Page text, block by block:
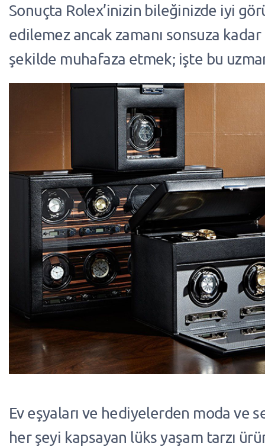
Sonuçta Rolex’inizin bileğinizde iyi
edilemez ancak zamanı sonsuza
şekilde muhafaza etmek; işte bu
Ev eşyaları ve hediyelerden moda ve
her şeyi kapsayan lüks yaşam tarzı